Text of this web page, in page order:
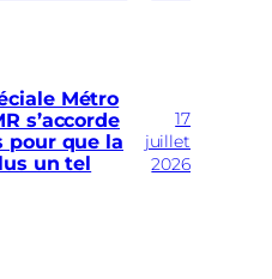
Métro
s’accorde
pour que la
un tel
17
juillet
2026